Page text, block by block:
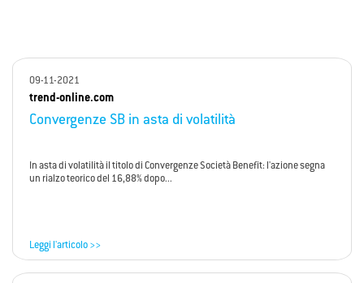
09-11-2021
trend-online.com
Convergenze SB in asta di volatilità
In asta di volatilità il titolo di Convergenze Società Benefit: l'azione segna
un rialzo teorico del 16,88% dopo...
Leggi l'articolo >>